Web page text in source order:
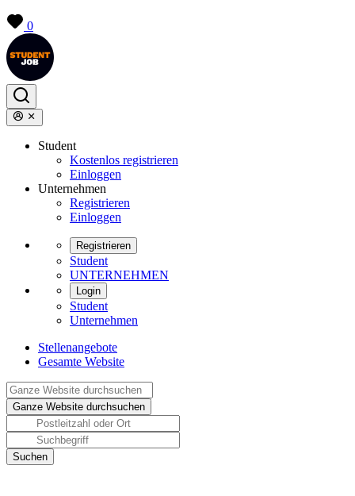
0
Student
Kostenlos registrieren
Einloggen
Unternehmen
Registrieren
Einloggen
Registrieren
Student
UNTERNEHMEN
Login
Student
Unternehmen
Stellenangebote
Gesamte Website